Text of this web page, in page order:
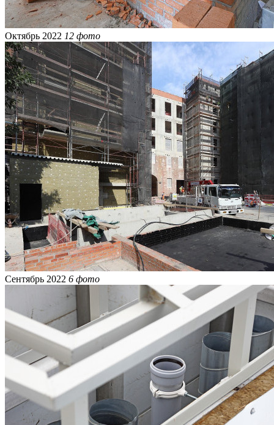
Октябрь 2022 12 фото
Сентябрь 2022 6 фото